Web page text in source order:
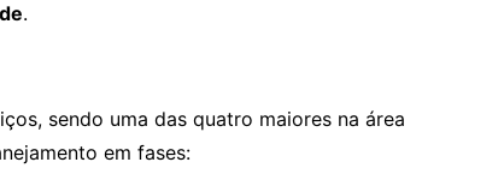
.
sendo uma das quatro maiores na área
em fases: